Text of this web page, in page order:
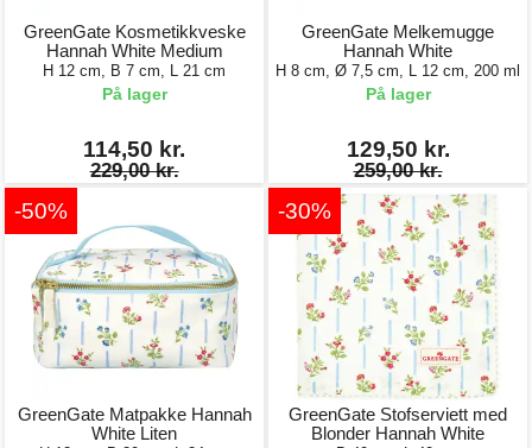
GreenGate Kosmetikkveske
Hannah White Medium
H 12 cm, B 7 cm, L 21 cm
På lager
114,50 kr.
229,00 kr.
GreenGate Melkemugge
Hannah White
H 8 cm, Ø 7,5 cm, L 12 cm, 200 ml
På lager
129,50 kr.
259,00 kr.
-50%
GreenGate Matpakke Hannah
White Liten
-30%
GreenGate Stofserviett med
Blonder Hannah White